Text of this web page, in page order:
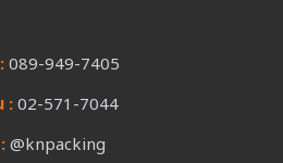
089-949-7405
:02-571-7044
@knpacking